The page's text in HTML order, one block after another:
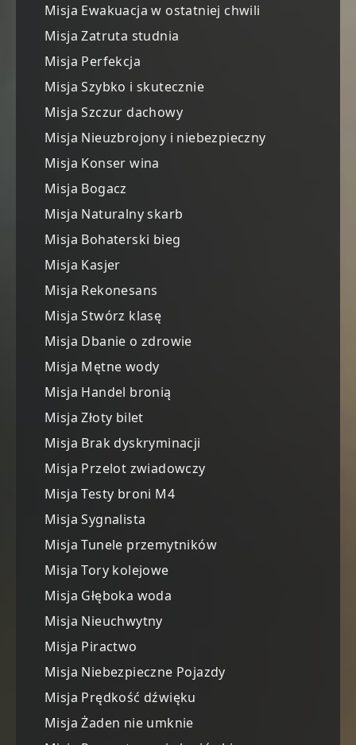
Misja Ewakuacja w ostatniej chwili
Misja Zatruta studnia
Misja Perfekcja
Misja Szybko i skutecznie
Misja Szczur dachowy
Misja Nieuzbrojony i niebezpieczny
Misja Konser wina
Misja Bogacz
Misja Naturalny skarb
Misja Bohaterski bieg
Misja Kasjer
Misja Rekonesans
Misja Stwórz klasę
Misja Dbanie o zdrowie
Misja Mętne wody
Misja Handel bronią
Misja Złoty bilet
Misja Brak dyskryminacji
Misja Przelot zwiadowczy
Misja Testy broni M4
Misja Sygnalista
Misja Tunele przemytników
Misja Tory kolejowe
Misja Głęboka woda
Misja Nieuchwytny
Misja Piractwo
Misja Niebezpieczne Pojazdy
Misja Prędkość dźwięku
Misja Żaden nie umknie